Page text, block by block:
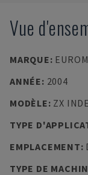
Vue
MARQUE:
ANNÉE: 2004
MODÈLE: ZX
TYPE
EMPLACEMENT:
TYPE DE